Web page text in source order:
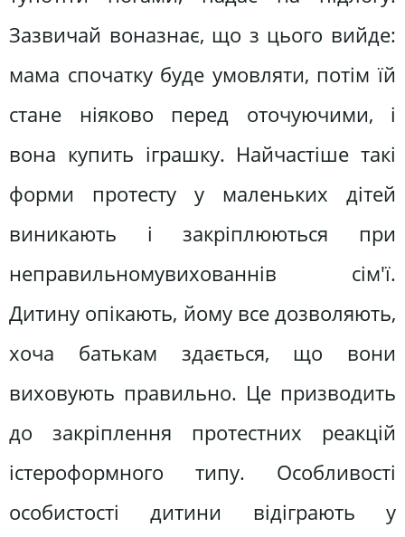
Зазвичай воназнає, що з цього вийде:
мама спочатку буде умовляти, потім їй
стане ніяково перед оточуючими, і
вона купить іграшку. Найчастіше такі
форми протесту у маленьких дітей
виникають і закріплюються при
неправильномувихованнів сім'ї.
Дитину опікають, йому все дозволяють,
хоча батькам здається, що вони
виховують правильно. Це призводить
до закріплення протестних реакцій
істероформного типу. Особливості
особистості дитини відіграють у